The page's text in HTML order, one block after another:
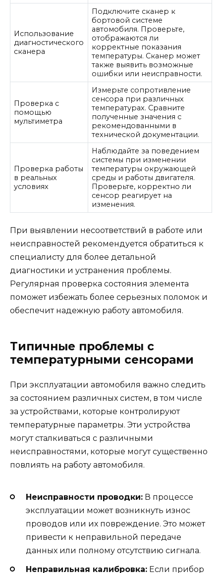
Использование
диагностического
сканера
Подключите сканер к
бортовой системе
автомобиля. Проверьте,
отображаются ли
корректные показания
температуры. Сканер может
также выявить возможные
ошибки или неисправности.
Проверка с
помощью
мультиметра
Измерьте сопротивление
сенсора при различных
температурах. Сравните
полученные значения с
рекомендованными в
технической документации.
Проверка работы
в реальных
условиях
Наблюдайте за поведением
системы при изменении
температуры окружающей
среды и работы двигателя.
Проверьте, корректно ли
сенсор реагирует на
изменения.
При выявлении несоответствий в работе или
неисправностей рекомендуется обратиться к
специалисту для более детальной
диагностики и устранения проблемы.
Регулярная проверка состояния элемента
поможет избежать более серьезных поломок и
обеспечит надежную работу автомобиля.
Типичные проблемы с
температурными сенсорами
При эксплуатации автомобиля важно следить
за состоянием различных систем, в том числе
за устройствами, которые контролируют
температурные параметры. Эти устройства
могут сталкиваться с различными
неисправностями, которые могут существенно
повлиять на работу автомобиля.
Неисправности проводки: В процессе
эксплуатации может возникнуть износ
проводов или их повреждение. Это может
привести к неправильной передаче
данных или полному отсутствию сигнала.
Неправильная калибровка: Если прибор